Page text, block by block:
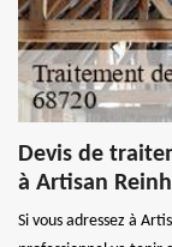
Devis de
à Artisan
Si vous adressez à